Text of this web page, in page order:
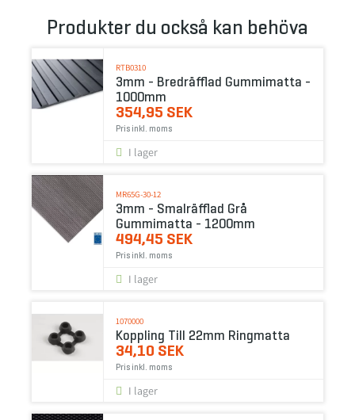
Produkter du också kan behöva
RTB0310
3mm - Bredräfflad Gummimatta -
1000mm
354,95 SEK
Pris inkl. moms
I lager
MR65G-30-12
3mm - Smalräfflad Grå
Gummimatta - 1200mm
494,45 SEK
Pris inkl. moms
I lager
1070000
Koppling Till 22mm Ringmatta
34,10 SEK
Pris inkl. moms
I lager